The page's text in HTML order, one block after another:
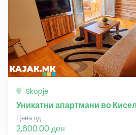
Skopje
Уникатни апартмани во
Цена од
2,600.00 ден